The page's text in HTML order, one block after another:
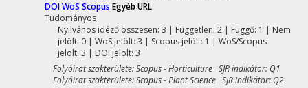
DOIWoS Scopus Egyéb URL
Tudományos
Nyilvános idéző összesen: 3 | Független: 2 | Függő: 1 | Nem
jelölt: 0 | WoS jelölt: 3 | Scopus jelölt: 1 | WoS/Scopus
jelölt: 3 | DOI jelölt: 3
Folyóirat szakterülete: Scopus - Horticulture SJR indikátor: Q1
Folyóirat szakterülete: Scopus - Plant Science SJR indikátor: Q2